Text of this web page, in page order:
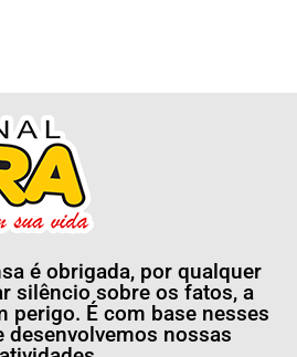
é obrigada, por qualquer
silêncio sobre os fatos, a
perigo. É com base nesses
desenvolvemos nossas